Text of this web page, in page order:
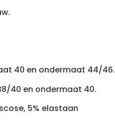
40 en ondermaat 44/46.
40 en ondermaat 40.
5% elastaan